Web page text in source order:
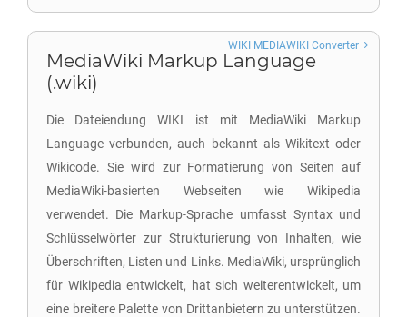
MediaWiki Markup Language
(.wiki)
Die Dateiendung WIKI ist mit MediaWiki Markup
Language verbunden, auch bekannt als Wikitext oder
Wikicode. Sie wird zur Formatierung von Seiten auf
MediaWiki-basierten Webseiten wie Wikipedia
verwendet. Die Markup-Sprache umfasst Syntax und
Schlüsselwörter zur Strukturierung von Inhalten, wie
Überschriften, Listen und Links. MediaWiki, ursprünglich
für Wikipedia entwickelt, hat sich weiterentwickelt, um
eine breitere Palette von Drittanbietern zu unterstützen.
WIKI MEDIAWIKI Converter